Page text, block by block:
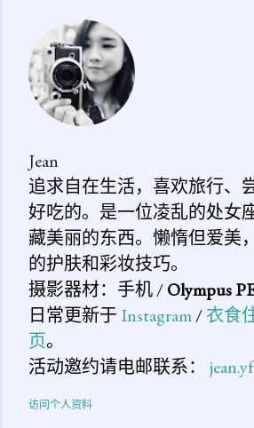
论
Jean
追求自在生活，喜欢旅行、
好吃的。是一位凌乱的处女
藏美丽的东西。懒惰但爱美
的护肤和彩妆技巧。
摄影器材：手机 /Olympus
日常更新于 Instagram/衣食
页。
活动邀约请电邮联系：
访问个人资料